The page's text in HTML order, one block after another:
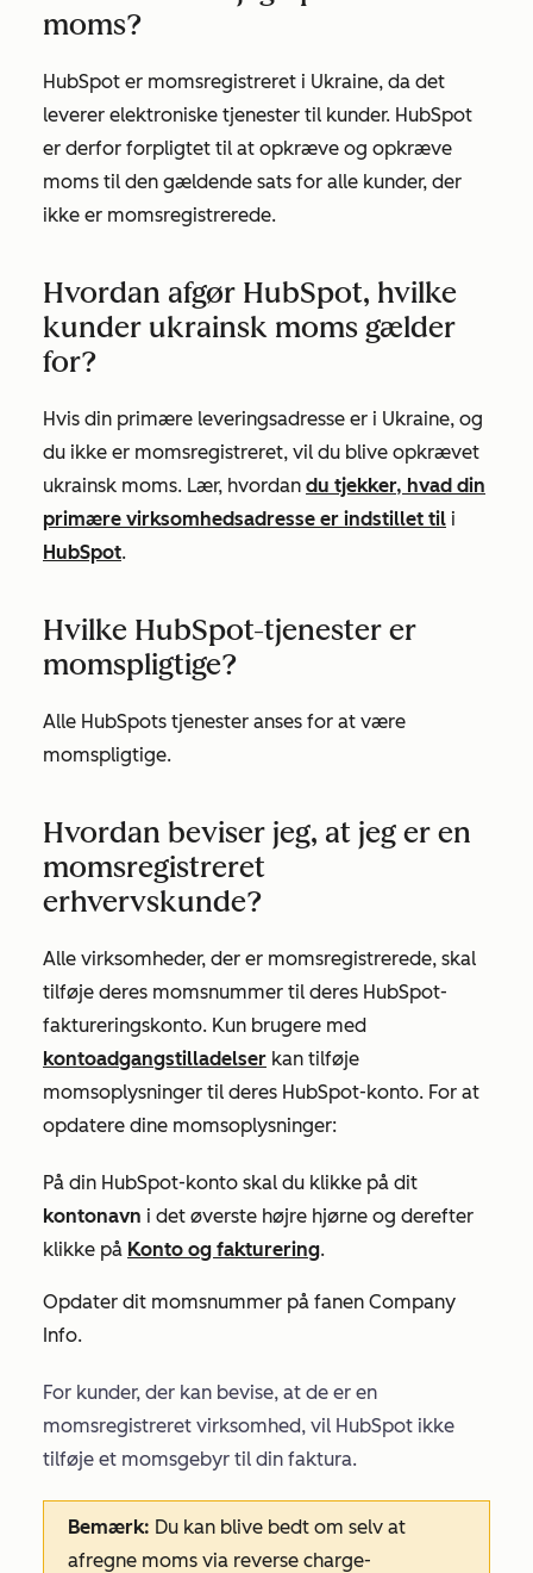
moms?
HubSpot er momsregistreret i Ukraine, da det
leverer elektroniske tjenester til kunder. HubSpot
er derfor forpligtet til at opkræve og opkræve
moms til den gældende sats for alle kunder, der
ikke er momsregistrerede.
Hvordan afgør HubSpot, hvilke
kunder ukrainsk moms gælder
for?
Hvis din primære leveringsadresse er i Ukraine, og
du ikke er momsregistreret, vil du blive opkrævet
ukrainsk moms. Lær, hvordan du tjekker, hvad din
primære virksomhedsadresse er indstillet til i
HubSpot.
Hvilke HubSpot-tjenester er
momspligtige?
Alle HubSpots tjenester anses for at være
momspligtige.
Hvordan beviser jeg, at jeg er en
momsregistreret
erhvervskunde?
Alle virksomheder, der er momsregistrerede, skal
tilføje deres momsnummer til deres HubSpot-
faktureringskonto. Kun brugere med
kontoadgangstilladelser kan tilføje
momsoplysninger til deres HubSpot-konto. For at
opdatere dine momsoplysninger:
På din HubSpot-konto skal du klikke på dit
kontonavn i det øverste højre hjørne og derefter
klikke på Konto og fakturering.
Opdater dit momsnummer på fanen Company
Info.
For kunder, der kan bevise, at de er en
momsregistreret virksomhed, vil HubSpot ikke
tilføje et momsgebyr til din faktura.
Bemærk: Du kan blive bedt om selv at
afregne moms via reverse charge-